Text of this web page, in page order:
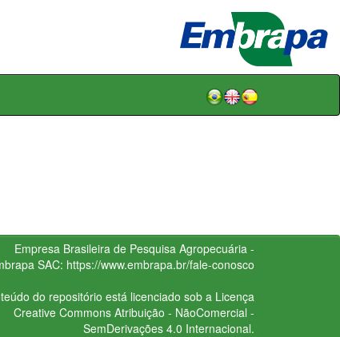
Empresa Brasileira de Pesquisa Agropecuária -
SAC: https://www.embrapa.br/fale-conosco
do repositório está licenciado sob a Licença
Creative CommonsAtribuição - NãoComercial -
SemDerivações 4.0 Internacional.